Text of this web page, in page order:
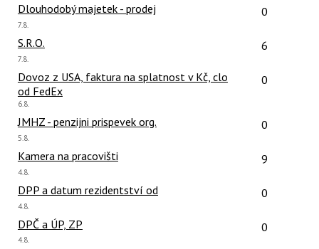
Dlouhodobý majetek - prodej Počet
0
Poslední
7.8.
S.R.O. Počet
6
Poslední
7.8.
Dovoz z USA, faktura na splatnost v Kč, clo
od FedEx
Počet
0
Poslední
6.8.
JMHZ - penzijni prispevek org. Počet
0
Poslední
5.8.
Kamera na pracovišti Počet
9
Poslední
4.8.
DPP a datum rezidentství od Počet
0
Poslední
4.8.
DPČ a ÚP, ZP Počet
0
Poslední
4.8.